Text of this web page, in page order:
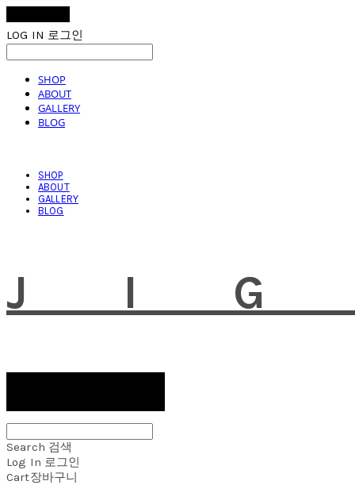
LOG IN 로그인
SHOP
ABOUT
GALLERY
BLOG
SHOP
ABOUT
GALLERY
BLOG
Search 검색
Log In 로그인
Cart장바구니